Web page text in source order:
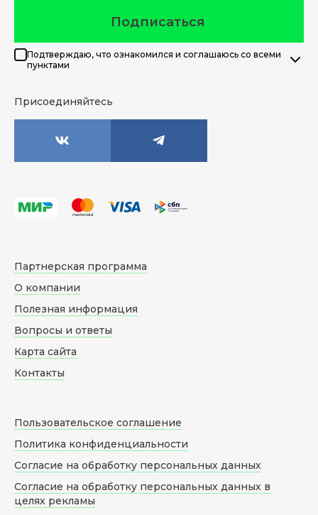
Подписаться
Подтверждаю, что ознакомился и соглашаюсь со всеми
пунктами
Присоединяйтесь
Партнерская программа
О компании
Полезная информация
Вопросы и ответы
Карта сайта
Контакты
Пользовательское соглашение
Политика конфиденциальности
Согласие на обработку персональных данных
Согласие на обработку персональных данных в
целях рекламы